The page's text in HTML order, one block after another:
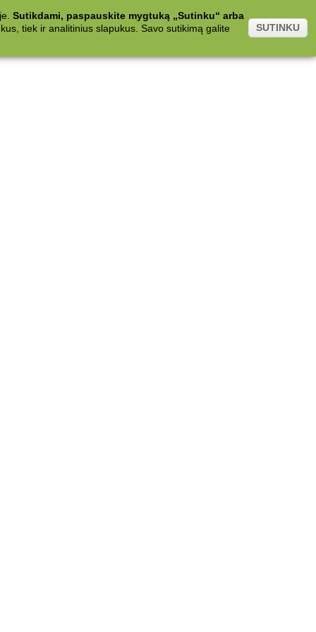
Sutikdami, paspauskite mygtuką „Sutinku“ arba
tiek ir analitinius slapukus. Savo sutikimą galite
SUTINKU